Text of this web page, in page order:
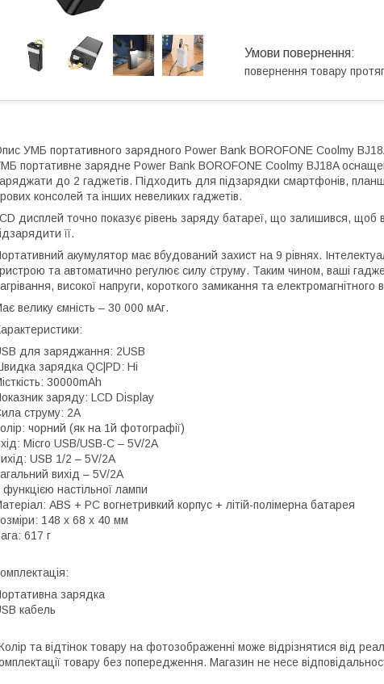
повернення товару
УМБ портативного зарядного Power Bank BOROFONE Coolmy
портативне зарядне Power Bank BOROFONE Coolmy BJ18A
до 2 гаджетів. Підходить для підзарядки смартфонів,
консолей та інших невеликих гаджетів.
дисплей точно показує рівень заряду батареї, що залишився, щоб
її.
акумулятор має вбудований захист на 9 рівнях.
та автоматично регулює силу струму. Таким чином, ваші
високої напруги, короткого замикання та електромагнітного
велику ємність – 30 000 мАг.
для заряджання: 2USB
зарядка QC|PD: Ні
30000mAh
заряду: LCD Display
струму: 2A
чорний (як на 1й фотографії)
Micro USB/USB-C – 5V/2A
USB 1/2 – 5V/2A
вихід – 5V/2A
функцією настільної лампи
ABS + PC вогнетривкий корпус + літій-полімерна батарея
148 х 68 х 40 мм
617 г
зарядка
кабель
та відтінок товару на фотозображенні може відрізнятися від
товару без попередження. Магазин не несе